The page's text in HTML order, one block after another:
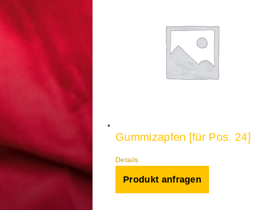
Gummizapfen [für Pos. 24]
Details
Produkt anfragen